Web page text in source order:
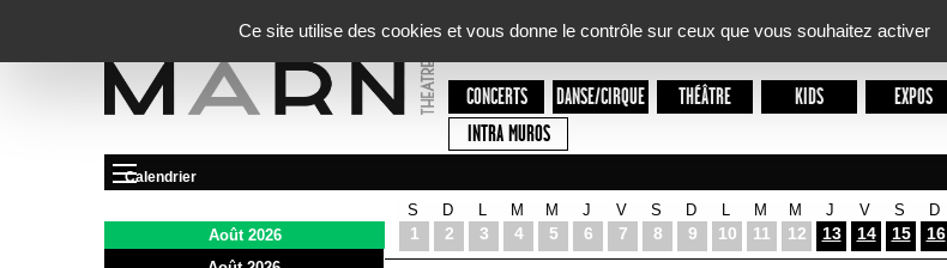
Ce site utilise des cookies et vous donne le contrôle sur ceux que vous souhaitez activer
CONCERTS DANSE/CIRQUE THÉÂTRE KIDS EXPOS
INTRA MUROS
Calendrier
Août 2026
S
1
D
2 3
M
4
M
5
J
6
V
7
S
8
D
9 10
M
11
M
12
J
13
V
14
S
15
D
16